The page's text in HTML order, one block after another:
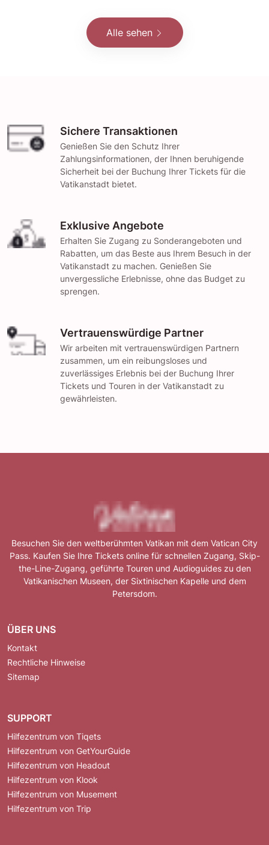
Alle sehen
Sichere Transaktionen
Genießen Sie den Schutz Ihrer
Zahlungsinformationen, der Ihnen beruhigende
Sicherheit bei der Buchung Ihrer Tickets für die
Vatikanstadt bietet.
Exklusive Angebote
Erhalten Sie Zugang zu Sonderangeboten und
Rabatten, um das Beste aus Ihrem Besuch in der
Vatikanstadt zu machen. Genießen Sie
unvergessliche Erlebnisse, ohne das Budget zu
sprengen.
Vertrauenswürdige Partner
Wir arbeiten mit vertrauenswürdigen Partnern
zusammen, um ein reibungsloses und
zuverlässiges Erlebnis bei der Buchung Ihrer
Tickets und Touren in der Vatikanstadt zu
gewährleisten.
Besuchen Sie den weltberühmten Vatikan mit dem Vatican City
Pass. Kaufen Sie Ihre Tickets online für schnellen Zugang, Skip-
the-Line-Zugang, geführte Touren und Audioguides zu den
Vatikanischen Museen, der Sixtinischen Kapelle und dem
Petersdom.
ÜBER UNS
Kontakt
Rechtliche Hinweise
Sitemap
SUPPORT
Hilfezentrum von Tiqets
Hilfezentrum von GetYourGuide
Hilfezentrum von Headout
Hilfezentrum von Klook
Hilfezentrum von Musement
Hilfezentrum von Trip